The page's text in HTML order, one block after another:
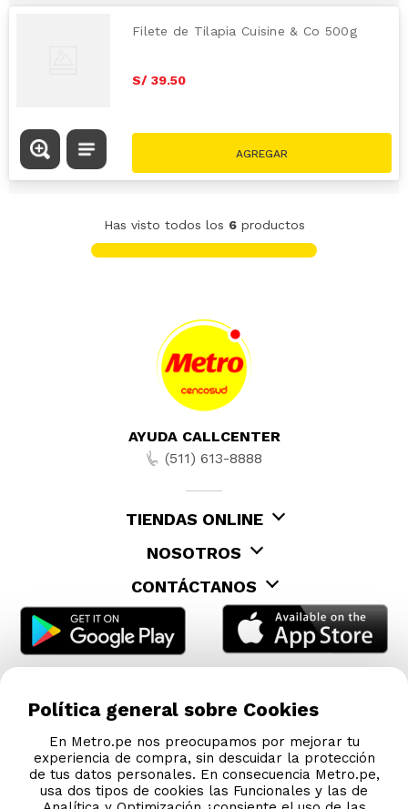
Filete de Tilapia Cuisine & Co 500g
S/ 39.50
Has visto todos los 6productos
AYUDA CALLCENTER
(511) 613-8888
TIENDAS ONLINE
NOSOTROS
CONTÁCTANOS
Política general sobre Cookies
En Metro.pe nos preocupamos por mejorar tu
experiencia de compra, sin descuidar la protección
de tus datos personales. En consecuencia Metro.pe,
usa dos tipos de cookies las Funcionales y las de